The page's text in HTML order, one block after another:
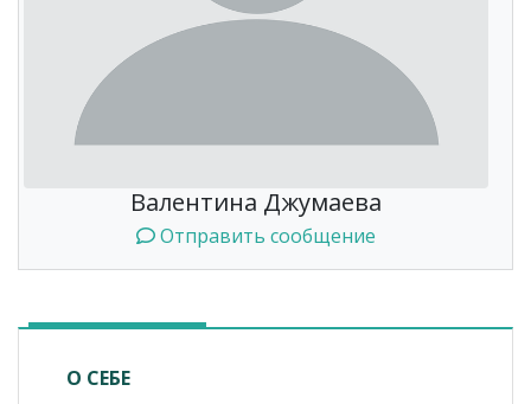
Валентина Джумаева
Отправить сообщение
О СЕБЕ